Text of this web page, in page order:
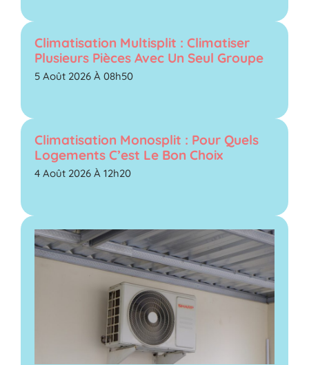
Climatisation Multisplit : Climatiser
Plusieurs Pièces Avec Un Seul Groupe
5 Août 2026 À 08h50
Climatisation Monosplit : Pour Quels
Logements C’est Le Bon Choix
4 Août 2026 À 12h20